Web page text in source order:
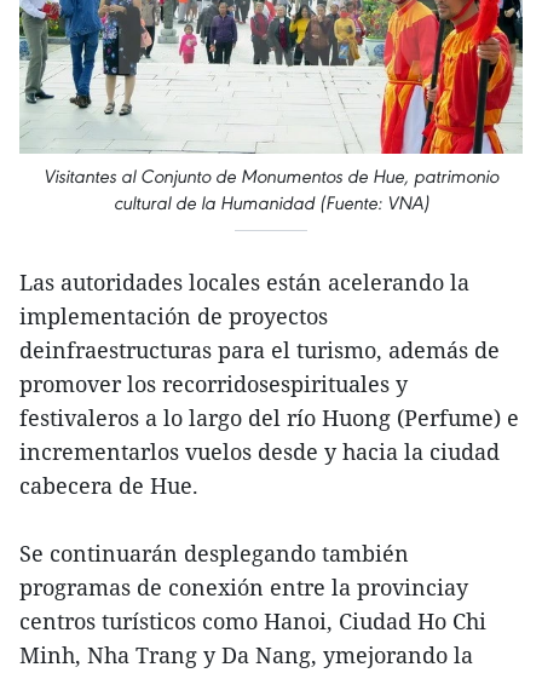
Visitantes al Conjunto de Monumentos de Hue, patrimonio
cultural de la Humanidad (Fuente: VNA)
Las autoridades locales están acelerando la
implementación de proyectos
deinfraestructuras para el turismo, además de
promover los recorridosespirituales y
festivaleros a lo largo del río Huong (Perfume) e
incrementarlos vuelos desde y hacia la ciudad
cabecera de Hue.
Se continuarán desplegando también
programas de conexión entre la provinciay
centros turísticos como Hanoi, Ciudad Ho Chi
Minh, Nha Trang y Da Nang, ymejorando la